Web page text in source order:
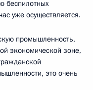
беспилотных
уже осуществляется.
промышленность,
экономической зоне,
это очень